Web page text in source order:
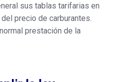
sus tablas tarifarias en
precio de carburantes.
prestación de la